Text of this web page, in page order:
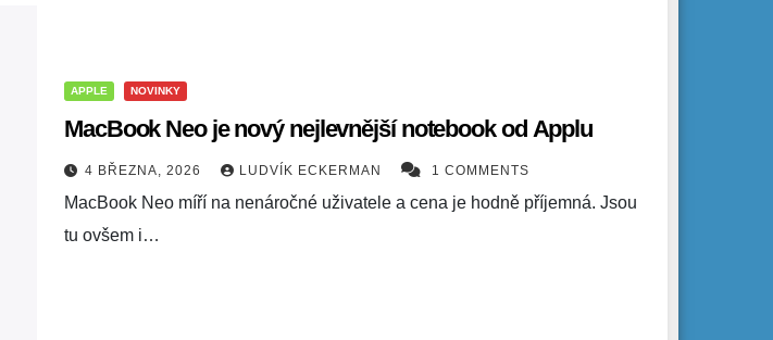
APPLE NOVINKY
MacBook Neo je nový nejlevnější notebook od Applu
4 BŘEZNA, 2026 LUDVÍK ECKERMAN 1 COMMENTS
MacBook Neo míří na nenáročné uživatele a cena je hodně příjemná. Jsou
tu ovšem i…